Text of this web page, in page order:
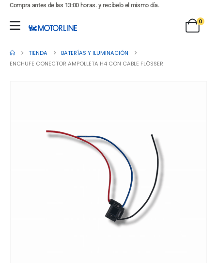
Compra antes de las 13:00 horas. y recíbelo el mismo día.
0
TIENDA
BATERÍAS Y ILUMINACIÓN
ENCHUFE CONECTOR AMPOLLETA H4 CON CABLE FLÖSSER